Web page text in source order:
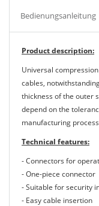
Bedienungsanleitung
Product description:
Universal
cables,
thickness of the outer
depend on the
manufacturing
Technical features:
- Connectors for
- One-piece connector
- Suitable for security
- Easy cable insertion